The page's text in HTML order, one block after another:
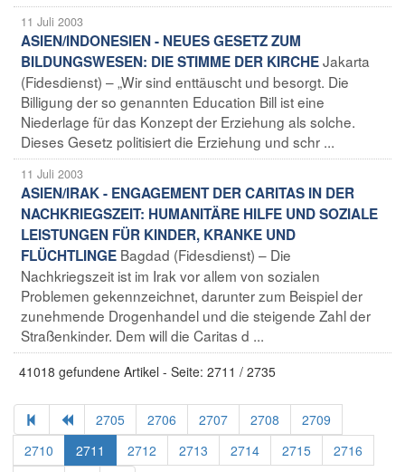
11 Juli 2003
ASIEN/INDONESIEN - NEUES GESETZ ZUM
BILDUNGSWESEN: DIE STIMME DER KIRCHEJakarta
(Fidesdienst) – „Wir sind enttäuscht und besorgt. Die
Billigung der so genannten Education Bill ist eine
Niederlage für das Konzept der Erziehung als solche.
Dieses Gesetz politisiert die Erziehung und schr ...
11 Juli 2003
ASIEN/IRAK - ENGAGEMENT DER CARITAS IN DER
NACHKRIEGSZEIT: HUMANITÄRE HILFE UND SOZIALE
LEISTUNGEN FÜR KINDER, KRANKE UND
FLÜCHTLINGE Bagdad (Fidesdienst) – Die
Nachkriegszeit ist im Irak vor allem von sozialen
Problemen gekennzeichnet, darunter zum Beispiel der
zunehmende Drogenhandel und die steigende Zahl der
Straßenkinder. Dem will die Caritas d ...
41018 gefundene Artikel - Seite: 2711 / 2735
2705 2706 2707 2708
2709
2710
2711 2712 2713 2714 2715
2716